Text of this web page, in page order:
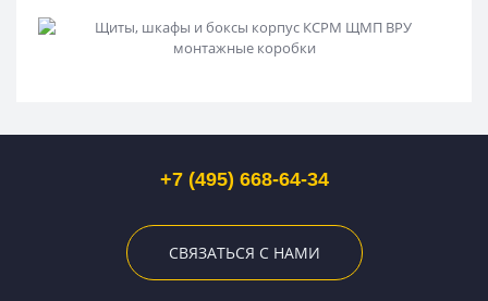
+7 (495) 668-64-34
СВЯЗАТЬСЯ С НАМИ